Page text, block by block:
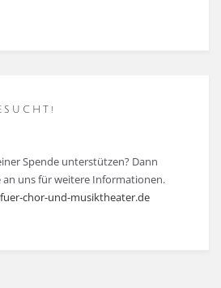
Spende unterstützen? Dann
an uns für weitere Informationen.
chor-und-musiktheater.de